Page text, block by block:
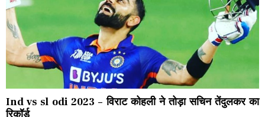
Ind vs sl odi 2023 – विराट कोहली ने तोड़ा सचिन तेंदुलकर का
रिकॉर्ड